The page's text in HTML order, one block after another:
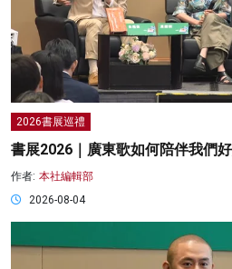
2026書展巡禮
書展2026｜廣東歌如何陪伴我們
作者: 本社編輯部
2026-08-04